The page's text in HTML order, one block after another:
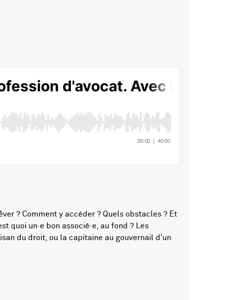
? Comment y accéder ? Quels obstacles ? Et
quoi un·e bon associé·e, au fond ? Les
du droit, ou la capitaine au gouvernail d'un